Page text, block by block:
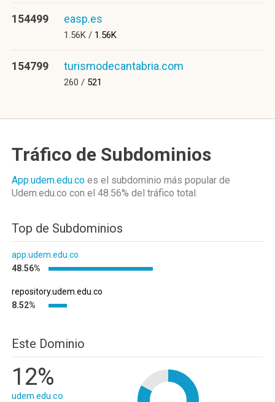
154499 easp.es
1.56K / 1.56K
154799 turismodecantabria.com
260 / 521
Tráfico de Subdominios
App.udem.edu.co es el subdominio más popular de
Udem.edu.co con el 48.56% del tráfico total.
Top de Subdominios
app.udem.edu.co
48.56%
repository.udem.edu.co
8.52%
Este Dominio
12%
udem.edu.co